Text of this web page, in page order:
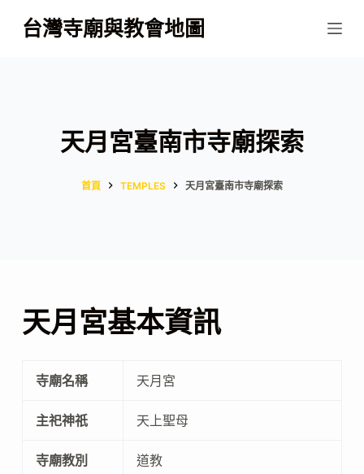
跳
至
台灣寺廟與教會地圖
天月宮臺南市寺廟探索
首頁 TEMPLES 天月宮臺南市寺廟探索
天月宮基本資訊
寺廟名稱 天月宮
主祀神祇 天上聖母
寺廟教別 道教